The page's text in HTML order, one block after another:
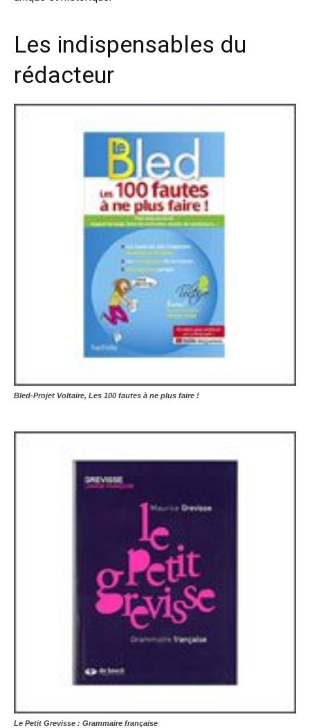
Les indispensables du
rédacteur
Bled-Projet Voltaire, Les 100 fautes à ne plus faire !
Le Petit Grevisse : Grammaire française